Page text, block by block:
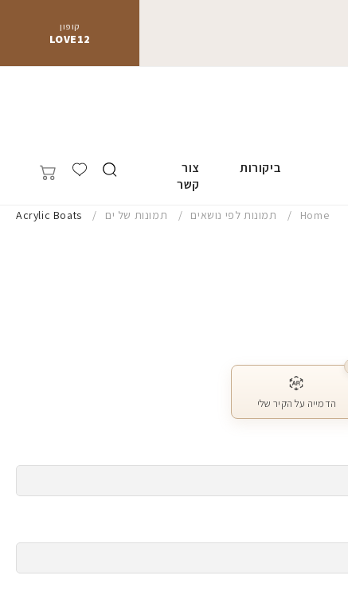
קופון
LOVE12
ביקורות
צור
קשר
Home תמונות לפי נושאים תמונות של ים Acrylic Boats
הדמייה על הקיר שלי